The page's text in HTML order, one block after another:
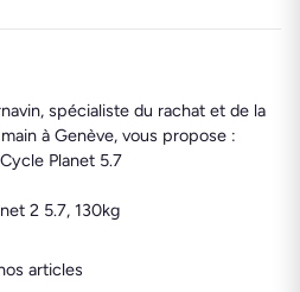
spécialiste du rachat et de la
à Genève, vous propose :
Planet 5.7
2 5.7, 130kg
articles